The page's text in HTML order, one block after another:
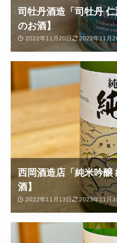
司牡丹酒造「司牡丹
のお酒】
2022年11月20日 2022年11月
西岡酒造店「純米吟醸
酒】
2022年11月13日 2023年11月3